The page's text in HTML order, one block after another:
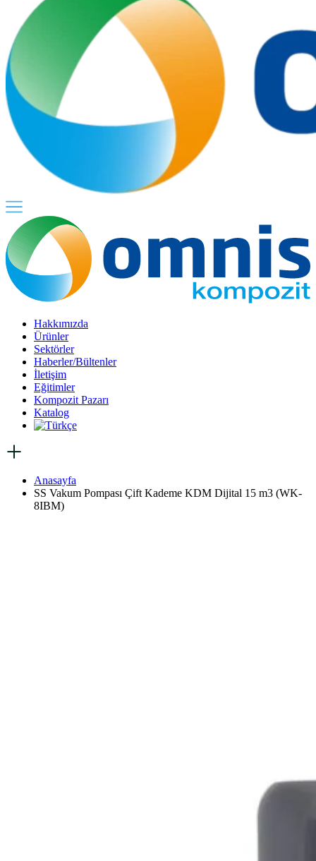
Hakkımızda
Ürünler
Sektörler
Haberler/Bültenler
İletişim
Eğitimler
Kompozit Pazarı
Katalog
Anasayfa
SS Vakum Pompası Çift Kademe KDM Dijital 15 m3 (WK-
8IBM)